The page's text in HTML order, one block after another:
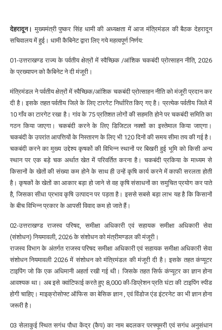
देहरादून। मुख्यमंत्री पुष्कर सिंह धामी की अध्यक्षता में आज मंत्रिमंडल की बैठक देहरादून
सचिवालय में हुई। धामी कैबिनेट द्वारा लिए गये महत्वपूर्ण निर्णय:
01-उत्तराखण्ड राज्य के पर्वतीय क्षेत्रों में स्वैच्छिक /आंशिक चकबंदी प्रोत्साहन नीति, 2026
के प्रख्यापन को कैबिनेट ने दी मंजूरी।
मंत्रिमंडल ने पर्वतीय क्षेत्रों में स्वैच्छिक/आंशिक चकबंदी प्रोत्साहन नीति को मंजूरी प्रदान कर
दी है। इसके तहत पर्वतीय जिले के लिए टारगेट निर्धारित किए गए है। प्रत्येक पर्वतीय जिले में
10 गाँव का टारगेट रखा है। गांव के 75 प्रतिशत लोगों की सहमति होने पर चकबंदी समिति का
गठन किया जाएगा। चकबंदी करने के लिए डिजिटल नक्शों का इस्तेमाल किया जाएगा।
चकबंदी के उपरांत आपत्तियों के निस्तारण के लिए भी 120 दिनों की समय सीमा तय की गई है।
चकबंदी करने का मुख्य उद्देश्य कृषकों की विभिन्न स्थानों पर बिखरी हुई भूमि को किसी अन्य
स्थान पर एक बड़े चक अर्थात खेत में परिवर्तित करना है। चकबंदी प्रकिया के माध्यम से
किसानों के खेतों की संख्या कम होने के साथ ही उन्हें कृषि कार्य करने में काफी सरलता होती
है। कृषकों के खेतों का आकार बड़ा हो जाने से वह कृषि संसाधनों का समुचित प्रयोग कर पाते
है, जिसका सीधा प्रभाव कृषि उत्पादन पर पड़ता है। इससे सबसे बड़ा लाभ यह है कि किसानों
के बीच विभिन्न प्रकार के आपसी विवाद कम हो जाते हैं।
02-उत्तराखण्ड राजस्व परिषद, समीक्षा अधिकारी एवं सहायक समीक्षा अधिकारी सेवा
(संशोधन) नियमावली, 2026 के संशोधन को मंत्रीमण्डल की मंजूरी।
राजस्व विभाग के अंतर्गत राजस्व परिषद समीक्षा अधिकारी एवं सहायक समीक्षा अधिकारी सेवा
संशोधन नियमावली 2026 में संशोधन को मंत्रिमंडल की मंजूरी दी है। इसके तहत कंप्यूटर
टाइपिंग जो कि एक अधिमानी अहर्ता रखी गई थी। जिसके तहत सिर्फ कंप्यूटर का ज्ञान होना
आवश्यक था। अब इसे क्वांटिफाई करते हुए 8,000 की-डिप्रेशन प्रति घंटा की टाइपिंग स्पीड
होगी चाहिए। माइक्रोसोफ्ट ऑफिस का बेसिक ज्ञान , एवं विंडोज एंड इंटरनेट का भी ज्ञान होना
जरूरी है।
03 सेलाकुई स्थित सगंध पौधा केंद्र (कैप) का नाम बदलकर परफ्यूमरी एवं सगंध अनुसंधान